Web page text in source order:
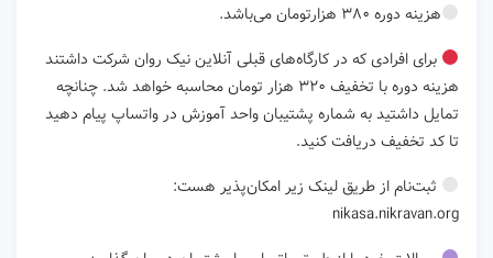
هزینه دوره ۳۸۰ هزارتومان می‌باشد.
برای افرادی که در کارگاه‌های قبلی آنلاین نیک روان شرکت داشتند
هزینه دوره با تخفیف ۳۲۰ هزار تومان محاسبه خواهد شد. چنانچه
تمایل داشتید به شماره پشتیبان واحد آموزش در واتساپ پیام دهید
تا کد تخفیف دریافت کنید.
ثبت‌نام از طریق لینک زیر امکان‌پذیر هست: